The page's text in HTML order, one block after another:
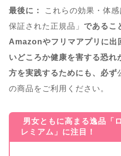
最後に：
これらの効果・体
保証された正規品」 であるこ
Amazonやフリマアプリに出
いどころか健康を害する恐れ
方を実践するためにも、必ず
の商品をご利用ください。
男女ともに高まる逸品「
レミアム」に注目！